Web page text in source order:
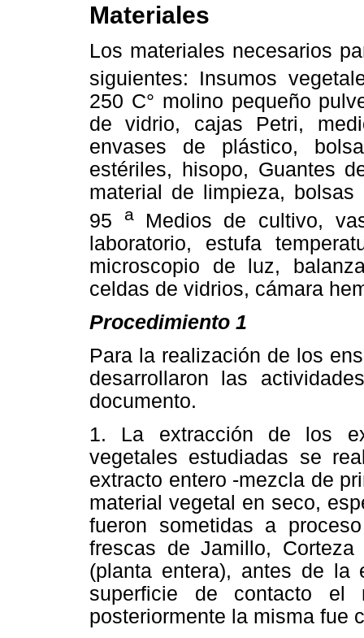
Materiales
Los materiales necesarios
siguientes: Insumos
250 C° molino pequeño
de vidrio, cajas Petri,
envases de plástico,
estériles, hisopo, Guantes
material de limpieza,
95
a
Medios de cultivo,
laboratorio, estufa
microscopio de luz,
celdas de vidrios, cámara
Procedimiento 1
Para la realización de los
desarrollaron las
documento.
1. La extracción de los
vegetales estudiadas se
extracto entero -mezcla de
material vegetal en seco,
fueron sometidas a
frescas de Jamillo,
(planta entera), antes de la
superficie de contacto el
posteriormente la misma fue